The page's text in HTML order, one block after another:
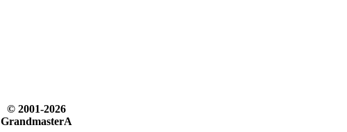
© 2001-2026
GrandmasterA